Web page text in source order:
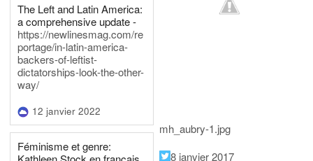
The Left and Latin America:
a comprehensive update -
https://newlinesmag.com/re
portage/in-latin-america-
backers-of-leftist-
dictatorships-look-the-other-
way/
12 janvier 2022
Féminisme et genre:
mh_aubry-1.jpg
8 janvier 2017